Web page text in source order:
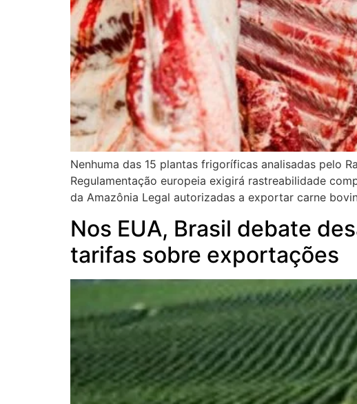
Nenhuma das 15 plantas frigoríficas analisadas pelo
Regulamentação europeia exigirá rastreabilidade
da Amazônia Legal autorizadas a exportar carne
Nos EUA, Brasil debate
tarifas sobre exportações